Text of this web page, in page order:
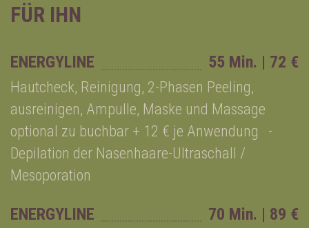
FÜR IHN
ENERGYLINE 55 Min. | 72 €
Hautcheck, Reinigung, 2-Phasen Peeling,
ausreinigen, Ampulle, Maske und Massage
optional zu buchbar + 12 € je Anwendung -
Depilation der Nasenhaare-Ultraschall /
Mesoporation
ENERGYLINE 70 Min. | 89 €